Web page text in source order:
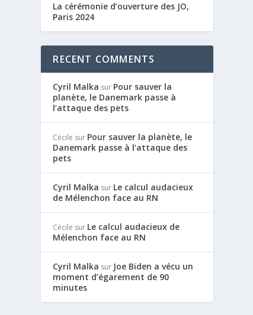
La cérémonie d’ouverture des JO,
Paris 2024
RECENT COMMENTS
Cyril Malka sur Pour sauver la
planète, le Danemark passe à
l’attaque des pets
Cécile sur Pour sauver la planète, le
Danemark passe à l’attaque des
pets
Cyril Malka sur Le calcul audacieux
de Mélenchon face au RN
Cécile sur Le calcul audacieux de
Mélenchon face au RN
Cyril Malka sur Joe Biden a vécu un
moment d’égarement de 90
minutes